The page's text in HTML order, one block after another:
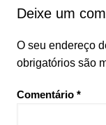
Deixe um
O seu endereço
obrigatórios são
Comentário *